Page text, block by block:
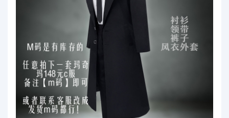
最新公告
物流资讯
代购问答